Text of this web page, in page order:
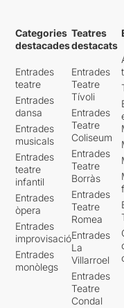
Categories
destacades
Entrades
teatre
Entrades
dansa
Entrades
musicals
Entrades
teatre
infantil
Entrades
òpera
Entrades
improvisació
Entrades
monòlegs
Teatres
destacats
Entrades
Teatre
Tívoli
Entrades
Teatre
Coliseum
Entrades
Teatre
Borràs
Entrades
Teatre
Romea
Entrades
La
Villarroel
Entrades
Teatre
Condal